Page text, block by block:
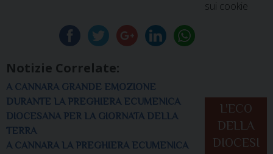
Notizie Correlate:
A CANNARA GRANDE EMOZIONE
DURANTE LA PREGHIERA ECUMENICA
DIOCESANA PER LA GIORNATA DELLA
TERRA
A CANNARA LA PREGHIERA ECUMENICA
sui cookie
L'ECO
DELLA
DIOCESI